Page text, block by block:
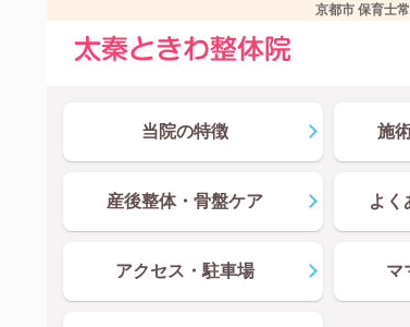
京都市 保育士
当院の特徴 施
産後整体・骨盤ケア よく
アクセス・駐車場 マ